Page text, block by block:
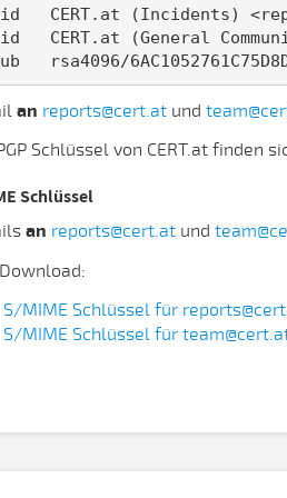
CERT.at (Incidents)
CERT.at (General
rsa4096/
an reports@cert.at und
Schlüssel von CERT.at finden
Schlüssel
an reports@cert.at und
S/MIME Schlüssel für
S/MIME Schlüssel für